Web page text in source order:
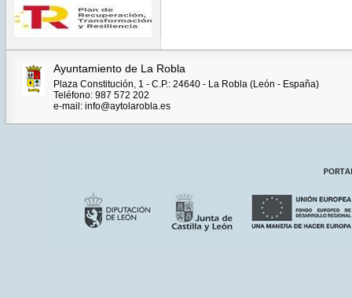
Ayuntamiento de La Robla
Plaza Constitución, 1 - C.P.: 24640 - La Robla (León - España)
Teléfono: 987 572 202
e-mail: info@aytolarobla.es